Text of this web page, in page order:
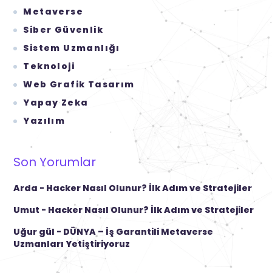
Metaverse
Siber Güvenlik
Sistem Uzmanlığı
Teknoloji
Web Grafik Tasarım
Yapay Zeka
Yazılım
Son Yorumlar
Arda - Hacker Nasıl Olunur? İlk Adım ve Stratejiler
Umut - Hacker Nasıl Olunur? İlk Adım ve Stratejiler
Uğur gül - DÜNYA – İş Garantili Metaverse
Uzmanları Yetiştiriyoruz